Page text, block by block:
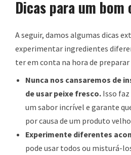
Dicas para um bom
A seguir, damos algumas dicas
experimentar ingredientes
ter em conta na hora de preparar
Nunca nos cansaremos de
de usar peixe fresco. Isso
um sabor incrível e garante
por causa de um produto
Experimente diferentes
pode usar todos ou misturá-